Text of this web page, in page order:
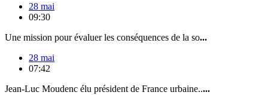
28 mai
09:30
Une mission pour évaluer les conséquences de la so...
28 mai
07:42
Jean-Luc Moudenc élu président de France urbaine.....